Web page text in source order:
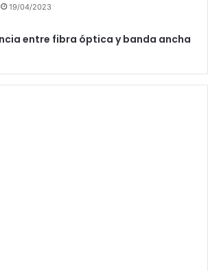
19/04/2023
entre fibra óptica y banda ancha